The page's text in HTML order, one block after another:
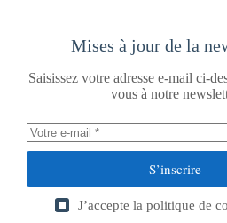
Mises à jour de la
Saisissez votre adresse e-mail ci-
vous à notre
S’inscrire
J’accepte la politique de